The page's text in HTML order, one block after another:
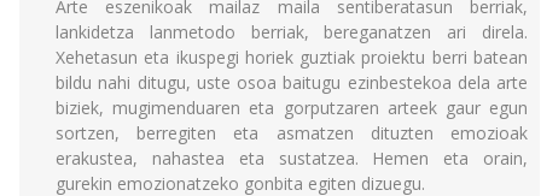
Arte eszenikoak mailaz maila sentiberatasun berriak,
lankidetza lanmetodo berriak, bereganatzen ari direla.
Xehetasun eta ikuspegi horiek guztiak proiektu berri batean
bildu nahi ditugu, uste osoa baitugu ezinbestekoa dela arte
biziek, mugimenduaren eta gorputzaren arteek gaur egun
sortzen, berregiten eta asmatzen dituzten emozioak
erakustea, nahastea eta sustatzea. Hemen eta orain,
gurekin emozionatzeko gonbita egiten dizuegu.